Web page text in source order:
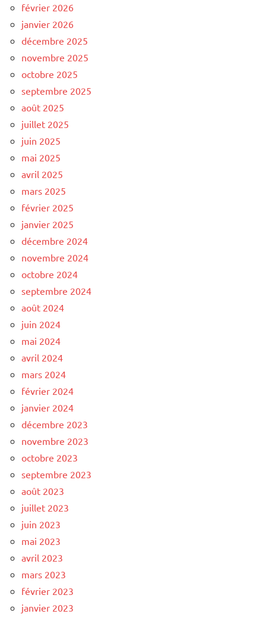
février 2026
janvier 2026
décembre 2025
novembre 2025
octobre 2025
septembre 2025
août 2025
juillet 2025
juin 2025
mai 2025
avril 2025
mars 2025
février 2025
janvier 2025
décembre 2024
novembre 2024
octobre 2024
septembre 2024
août 2024
juin 2024
mai 2024
avril 2024
mars 2024
février 2024
janvier 2024
décembre 2023
novembre 2023
octobre 2023
septembre 2023
août 2023
juillet 2023
juin 2023
mai 2023
avril 2023
mars 2023
février 2023
janvier 2023